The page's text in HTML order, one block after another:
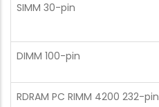
SIMM 30-pin
DIMM 100-pin
RDRAM PC RIMM 4200 232-pin